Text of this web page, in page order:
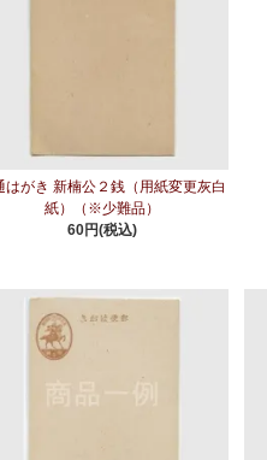
はがき 新楠公２銭（用紙変更灰白
紙）（※少難品）
60円(税込)